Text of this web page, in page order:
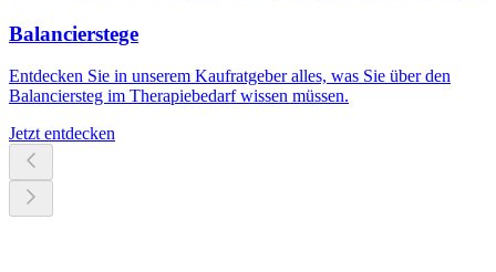
Balancierstege
Entdecken Sie in unserem Kaufratgeber alles, was Sie über den
Balanciersteg im Therapiebedarf wissen müssen.
Jetzt entdecken